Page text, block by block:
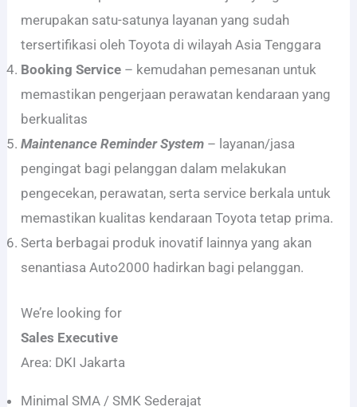
merupakan satu-satunya layanan yang sudah
tersertifikasi oleh Toyota di wilayah Asia Tenggara
Booking Service – kemudahan pemesanan untuk
memastikan pengerjaan perawatan kendaraan yang
berkualitas
Maintenance Reminder System – layanan/jasa
pengingat bagi pelanggan dalam melakukan
pengecekan, perawatan, serta service berkala untuk
memastikan kualitas kendaraan Toyota tetap prima.
Serta berbagai produk inovatif lainnya yang akan
senantiasa Auto2000 hadirkan bagi pelanggan.
We’re looking for
Sales Executive
Area: DKI Jakarta
Minimal SMA / SMK Sederajat